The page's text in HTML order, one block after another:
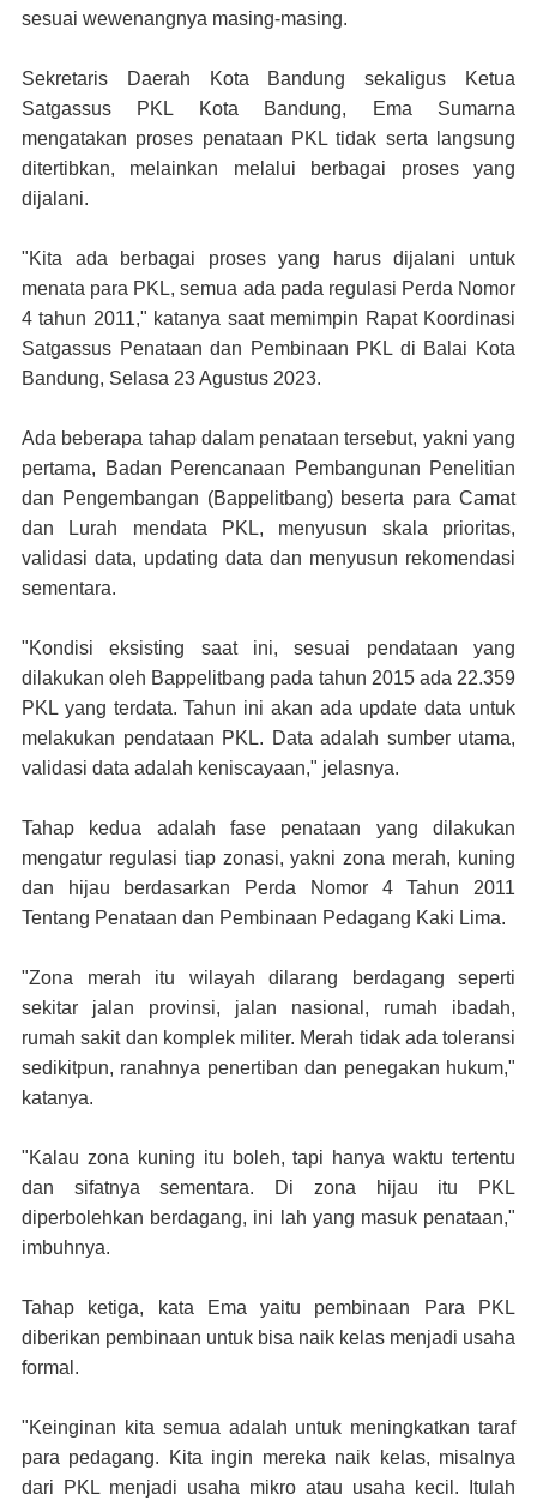
sesuai wewenangnya masing-masing.
Sekretaris Daerah Kota Bandung sekaligus Ketua
Satgassus PKL Kota Bandung, Ema Sumarna
mengatakan proses penataan PKL tidak serta langsung
ditertibkan, melainkan melalui berbagai proses yang
dijalani.
"Kita ada berbagai proses yang harus dijalani untuk
menata para PKL, semua ada pada regulasi Perda Nomor
4 tahun 2011," katanya saat memimpin Rapat Koordinasi
Satgassus Penataan dan Pembinaan PKL di Balai Kota
Bandung, Selasa 23 Agustus 2023.
Ada beberapa tahap dalam penataan tersebut, yakni yang
pertama, Badan Perencanaan Pembangunan Penelitian
dan Pengembangan (Bappelitbang) beserta para Camat
dan Lurah mendata PKL, menyusun skala prioritas,
validasi data, updating data dan menyusun rekomendasi
sementara.
"Kondisi eksisting saat ini, sesuai pendataan yang
dilakukan oleh Bappelitbang pada tahun 2015 ada 22.359
PKL yang terdata. Tahun ini akan ada update data untuk
melakukan pendataan PKL. Data adalah sumber utama,
validasi data adalah keniscayaan," jelasnya.
Tahap kedua adalah fase penataan yang dilakukan
mengatur regulasi tiap zonasi, yakni zona merah, kuning
dan hijau berdasarkan Perda Nomor 4 Tahun 2011
Tentang Penataan dan Pembinaan Pedagang Kaki Lima.
"Zona merah itu wilayah dilarang berdagang seperti
sekitar jalan provinsi, jalan nasional, rumah ibadah,
rumah sakit dan komplek militer. Merah tidak ada toleransi
sedikitpun, ranahnya penertiban dan penegakan hukum,"
katanya.
"Kalau zona kuning itu boleh, tapi hanya waktu tertentu
dan sifatnya sementara. Di zona hijau itu PKL
diperbolehkan berdagang, ini lah yang masuk penataan,"
imbuhnya.
Tahap ketiga, kata Ema yaitu pembinaan Para PKL
diberikan pembinaan untuk bisa naik kelas menjadi usaha
formal.
"Keinginan kita semua adalah untuk meningkatkan taraf
para pedagang. Kita ingin mereka naik kelas, misalnya
dari PKL menjadi usaha mikro atau usaha kecil. Itulah